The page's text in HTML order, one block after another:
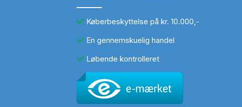
Køberbeskyttelse på kr. 10.000,-
En gennemskuelig handel
Løbende kontrolleret